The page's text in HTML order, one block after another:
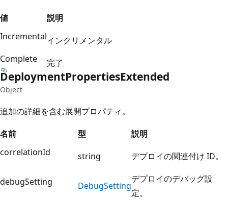
値
説明
Incrementalインクリメンタル
Complete
完了
DeploymentPropertiesExtended
Object
追加の詳細を含む展開プロパティ。
名前
型
説明
correlationId
string デプロイの関連付け ID。
debugSetting DebugSetting
デプロイのデバッグ設
定。